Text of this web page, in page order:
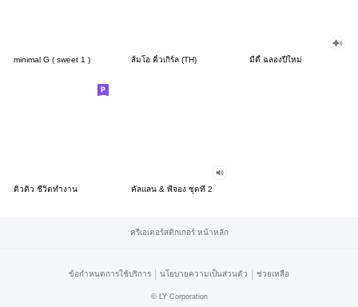
minimal G ( sweet 1 ) ส้มโอ คิ้วเกิร์ล (TH) มีดี้ ฉลองปีใหม่
ดิวดิว ชีวิตทำงาน คัลแลน & พี่จอง ชุดที่ 2
ครีเอเตอร์สติกเกอร์ หน้าหลัก
ข้อกำหนดการใช้บริการ | นโยบายความเป็นส่วนตัว | ช่วยเหลือ
© LY Corporation